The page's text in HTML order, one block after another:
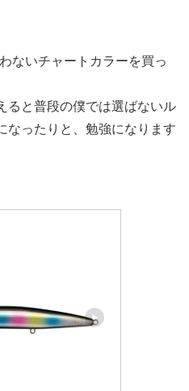
ないチャートカラーを買っ
ると普段の僕では選ばないル
なったりと、勉強になります